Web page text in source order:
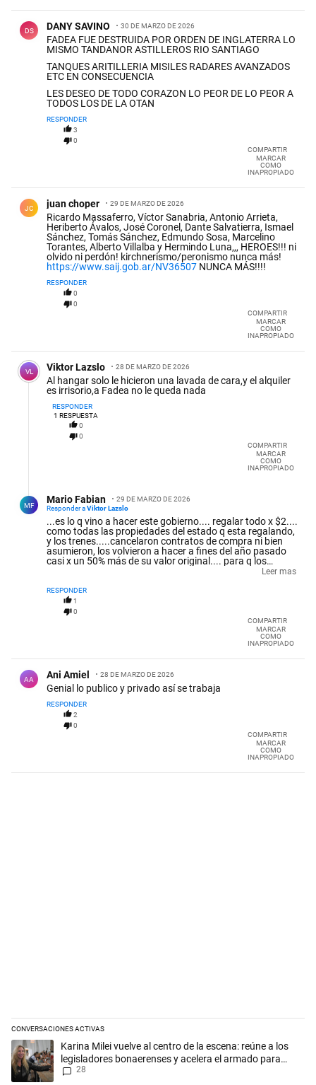
DS DANY SAVINO 30 DE MARZO DE 2026
FADEA FUE DESTRUIDA POR ORDEN DE INGLATERRA LO
MISMO TANDANOR ASTILLEROS RIO SANTIAGO
TANQUES ARITILLERIA MISILES RADARES AVANZADOS
ETC EN CONSECUENCIA
LES DESEO DE TODO CORAZON LO PEOR DE LO PEOR A
TODOS LOS DE LA OTAN
RESPONDER
3
0
COMPARTIR
MARCAR
COMO
INAPROPIADO
JC juan choper 29 DE MARZO DE 2026
Ricardo Massaferro, Víctor Sanabria, Antonio Arrieta,
Heriberto Ávalos, José Coronel, Dante Salvatierra, Ismael
Sánchez, Tomás Sánchez, Edmundo Sosa, Marcelino
Torantes, Alberto Villalba y Hermindo Luna,,, HEROES!!! ni
olvido ni perdón! kirchnerismo/peronismo nunca más!
https://www.saij.gob.ar/NV36507 NUNCA MÁS!!!!
RESPONDER
0
0
COMPARTIR
MARCAR
COMO
INAPROPIADO
Comentario de Viktor Lazslo.
VL Viktor Lazslo 28 DE MARZO DE 2026
Al hangar solo le hicieron una lavada de cara,y el alquiler
es irrisorio,a Fadea no le queda nada
RESPONDER
1 RESPUESTA
0
0
COMPARTIR
MARCAR
COMO
INAPROPIADO
MF Mario Fabian
29 DE MARZO DE 2026
Responder aViktor Lazslo
...es lo q vino a hacer este gobierno.... regalar todo x $2....
como todas las propiedades del estado q esta regalando,
y los trenes.....cancelaron contratos de compra ni bien
asumieron, los volvieron a hacer a fines del año pasado
casi x un 50% más de su valor original.... para q los
privados no tengan q hacer esa inversión???? Entonces
compramos, y se lleven las ganancias....
Leer mas
RESPONDER
1
0
COMPARTIR
MARCAR
COMO
INAPROPIADO
AA Ani Amiel 28 DE MARZO DE 2026
Genial lo publico y privado así se trabaja
RESPONDER
2
0
COMPARTIR
MARCAR
COMO
INAPROPIADO
CONVERSACIONES ACTIVAS
Este listado muestra los artículos con más comentarios en los
Un artículo de tendencia con el título "Karina Milei vuelve al centro de
Karina Milei vuelve al centro de la escena: reúne a los
legisladores bonaerenses y acelera el armado para
2027
28